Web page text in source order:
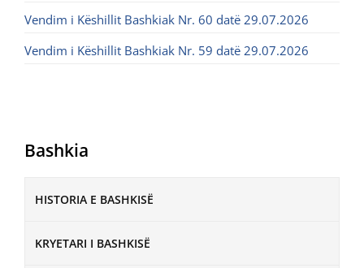
Bashkia
HISTORIA E BASHKISË
KRYETARI I BASHKISË
Vendim i Këshillit Bashkiak Nr. 60 datë 29.07.2026
Vendim i Këshillit Bashkiak Nr. 59 datë 29.07.2026